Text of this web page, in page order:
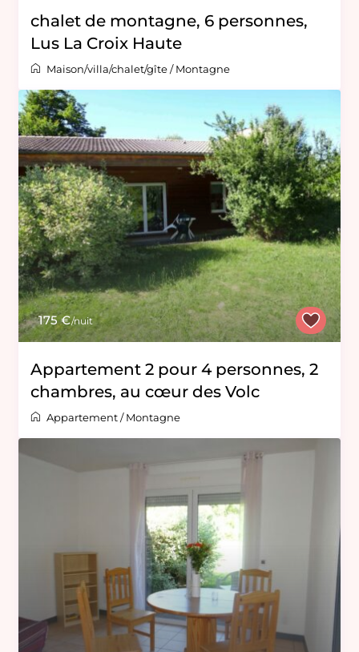
chalet de montagne, 6 personnes,
Lus La Croix Haute
Maison/villa/chalet/gîte/Montagne
175 €/nuit
Appartement 2 pour 4 personnes, 2
chambres, au cœur des Volc
Appartement/Montagne